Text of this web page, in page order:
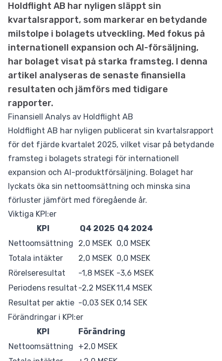
Holdflight AB har nyligen släppt sin
kvartalsrapport, som markerar en betydande
milstolpe i bolagets utveckling. Med fokus på
internationell expansion och AI-försäljning,
har bolaget visat på starka framsteg. I denna
artikel analyseras de senaste finansiella
resultaten och jämförs med tidigare
rapporter.
Finansiell Analys av Holdflight AB
Holdflight AB har nyligen publicerat sin kvartalsrapport
för det fjärde kvartalet 2025, vilket visar på betydande
framsteg i bolagets strategi för internationell
expansion och AI-produktförsäljning. Bolaget har
lyckats öka sin nettoomsättning och minska sina
förluster jämfört med föregående år.
Viktiga KPI:er
KPI
Q4 2025 Q4 2024
Nettoomsättning
2,0 MSEK 0,0 MSEK
Totala intäkter
2,0 MSEK 0,0 MSEK
Rörelseresultat
-1,8 MSEK -3,6 MSEK
Periodens resultat -2,2 MSEK11,4 MSEK
Resultat per aktie -0,03 SEK 0,14 SEK
Förändringar i KPI:er
KPI
Förändring
Nettoomsättning
+2,0 MSEK